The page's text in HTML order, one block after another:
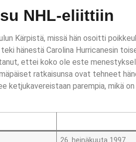
NHL-eliittiin
Kärpistä, missä hän osoitti
hänestä Carolina Hurricanesin
ettei koko ole este
ratkaisunsa ovat tehneet
ketjukavereistaan parempia, mikä
26. heinäkuuta 1997